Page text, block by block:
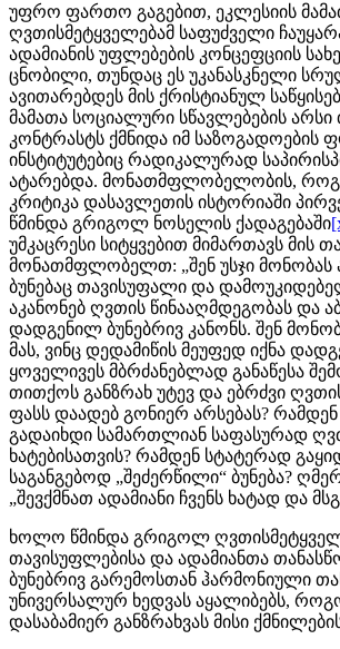
უფრო ფართო გაგებით, ეკლესიის
ღვთისმეტყველებამ საფუძველი
ადამიანის უფლებების კონცეფციის
ცნობილი, თუნდაც ეს უკანასკნელი
ავითარებდეს მის ქრისტიანულ
მამათა სოციალური სწავლებების
კონტრასტს ქმნიდა იმ საზოგადოების
ინსტიტუტებიც რადიკალურად
ატარებდა. მონათმფლობელობის,
კრიტიკა დასავლეთის ისტორიაში
წმინდა გრიგოლ ნოსელის ქადაგებაში
უმკაცრესი სიტყვებით მიმართავს მის
მონათმფლობელთ: „შენ უსჯი მონობას
ბუნებაც თავისუფალი და
აკანონებ ღვთის წინააღმდეგობას და
დადგენილ ბუნებრივ კანონს. შენ
მას, ვინც დედამიწის მეუფედ იქნა
ყოველივეს მბრძანებლად განაწესა
თითქოს განზრახ უტევ და ებრძვი
ფასს დაადებ გონიერ არსებას?
გადაიხდი სამართლიან საფასურად
ხატებისათვის? რამდენ სტატერად
საგანგებოდ „შეძერწილი“ ბუნება?
„შევქმნათ ადამიანი ჩვენს ხატად და
ხოლო წმინდა გრიგოლ
თავისუფლებისა და ადამიანთა
ბუნებრივ გარემოსთან ჰარმონიული
უნივერსალურ ხედვას აყალიბებს,
დასაბამიერ განზრახვას მისი